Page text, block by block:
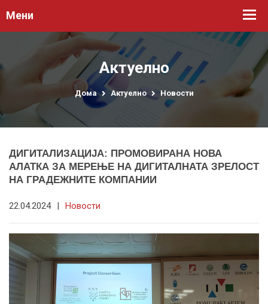
Мени
Актуелно
Дома Актуелно Новости
ДИГИТАЛИЗАЦИЈА: ПРОМОВИРАНА НОВА
АЛАТКА ЗА МЕРЕЊЕ НА ДИГИТАЛНАТА ЗРЕЛОСТ
НА ГРАДЕЖНИТЕ КОМПАНИИ
22.04.2024 | Новости